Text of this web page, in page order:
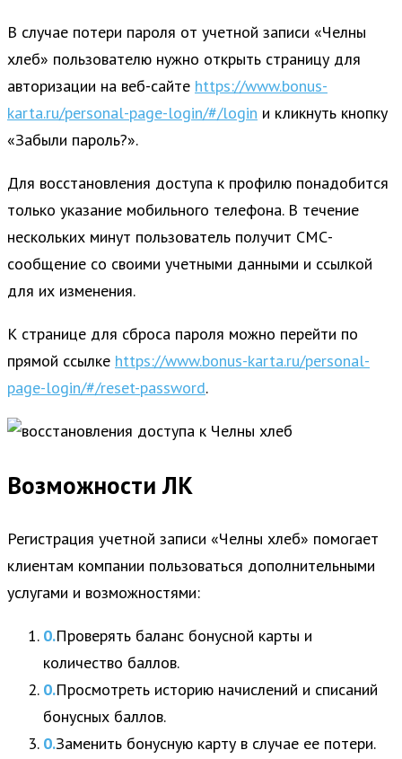
В случае потери пароля от учетной записи «Челны
хлеб» пользователю нужно открыть страницу для
авторизации на веб-сайте https://www.bonus-
karta.ru/personal-page-login/#/login и кликнуть кнопку
«Забыли пароль?».
Для восстановления доступа к профилю понадобится
только указание мобильного телефона. В течение
нескольких минут пользователь получит СМС-
сообщение со своими учетными данными и ссылкой
для их изменения.
К странице для сброса пароля можно перейти по
прямой ссылке https://www.bonus-karta.ru/personal-
page-login/#/reset-password.
Возможности ЛК
Регистрация учетной записи «Челны хлеб» помогает
клиентам компании пользоваться дополнительными
услугами и возможностями:
Проверять баланс бонусной карты и
количество баллов.
Просмотреть историю начислений и списаний
бонусных баллов.
Заменить бонусную карту в случае ее потери.